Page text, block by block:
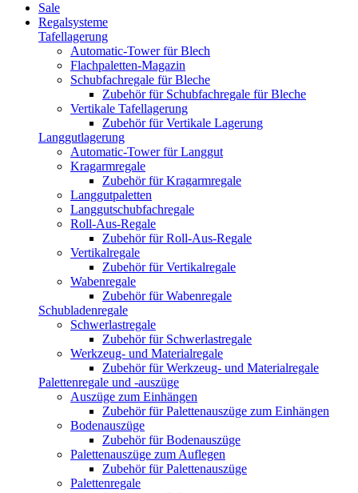
Sale
Regalsysteme
Tafellagerung
Automatic-Tower für Blech
Flachpaletten-Magazin
Schubfachregale für Bleche
Zubehör für Schubfachregale für Bleche
Vertikale Tafellagerung
Zubehör für Vertikale Lagerung
Langgutlagerung
Automatic-Tower für Langgut
Kragarmregale
Zubehör für Kragarmregale
Langgutpaletten
Langgutschubfachregale
Roll-Aus-Regale
Zubehör für Roll-Aus-Regale
Vertikalregale
Zubehör für Vertikalregale
Wabenregale
Zubehör für Wabenregale
Schubladenregale
Schwerlastregale
Zubehör für Schwerlastregale
Werkzeug- und Materialregale
Zubehör für Werkzeug- und Materialregale
Palettenregale und -auszüge
Auszüge zum Einhängen
Zubehör für Palettenauszüge zum Einhängen
Bodenauszüge
Zubehör für Bodenauszüge
Palettenauszüge zum Auflegen
Zubehör für Palettenauszüge
Palettenregale